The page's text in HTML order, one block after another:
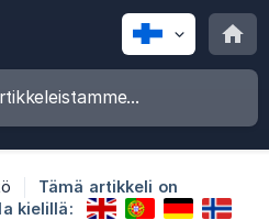
Tämä artikkeli on
kielillä: